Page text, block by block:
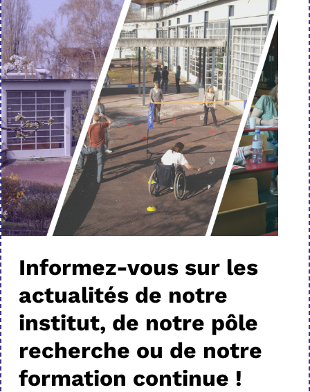
Informez-vous sur les
actualités de notre
institut, de notre pôle
recherche ou de notre
formation continue !